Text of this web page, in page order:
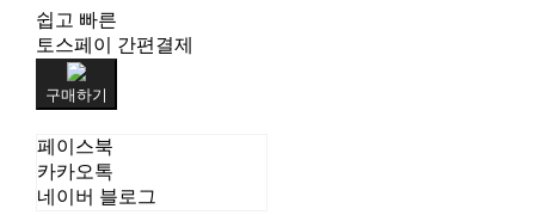
쉽고 빠른
토스페이 간편결제
구매하기
페이스북
카카오톡
네이버 블로그